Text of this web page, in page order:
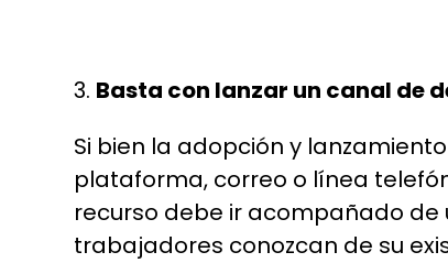
Basta con lanzar un canal de
Si bien la adopción y
plataforma, correo o línea
recurso debe ir acompañado de
trabajadores conozcan de su